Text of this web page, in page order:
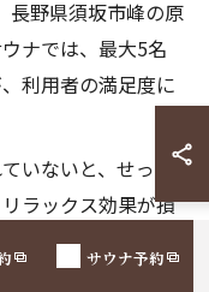
長野県須坂市峰の原
ナでは、最大5名
利用者の満足度に
いないと、せっか
ラックス効果が損
以上の幅と、
）があれば、体
サウナ予約